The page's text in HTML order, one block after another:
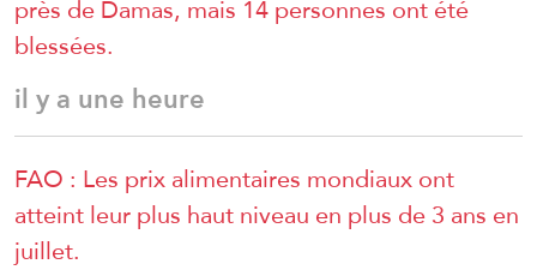
près de Damas, mais 14 personnes ont été
blessées.
il y a une heure
FAO : Les prix alimentaires mondiaux ont
atteint leur plus haut niveau en plus de 3 ans en
juillet.